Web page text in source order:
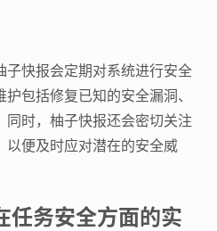
子快报会定期对系统进行安全
包括修复已知的安全漏洞、
时，柚子快报还会密切关注
以便及时应对潜在的安全威
任务安全方面的实